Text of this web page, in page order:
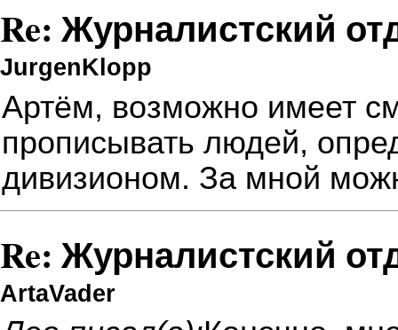
Re: Журналистский
JurgenKlopp
Артём, возможно имеет
прописывать людей,
дивизионом. За мной
Re: Журналистский
ArtaVader